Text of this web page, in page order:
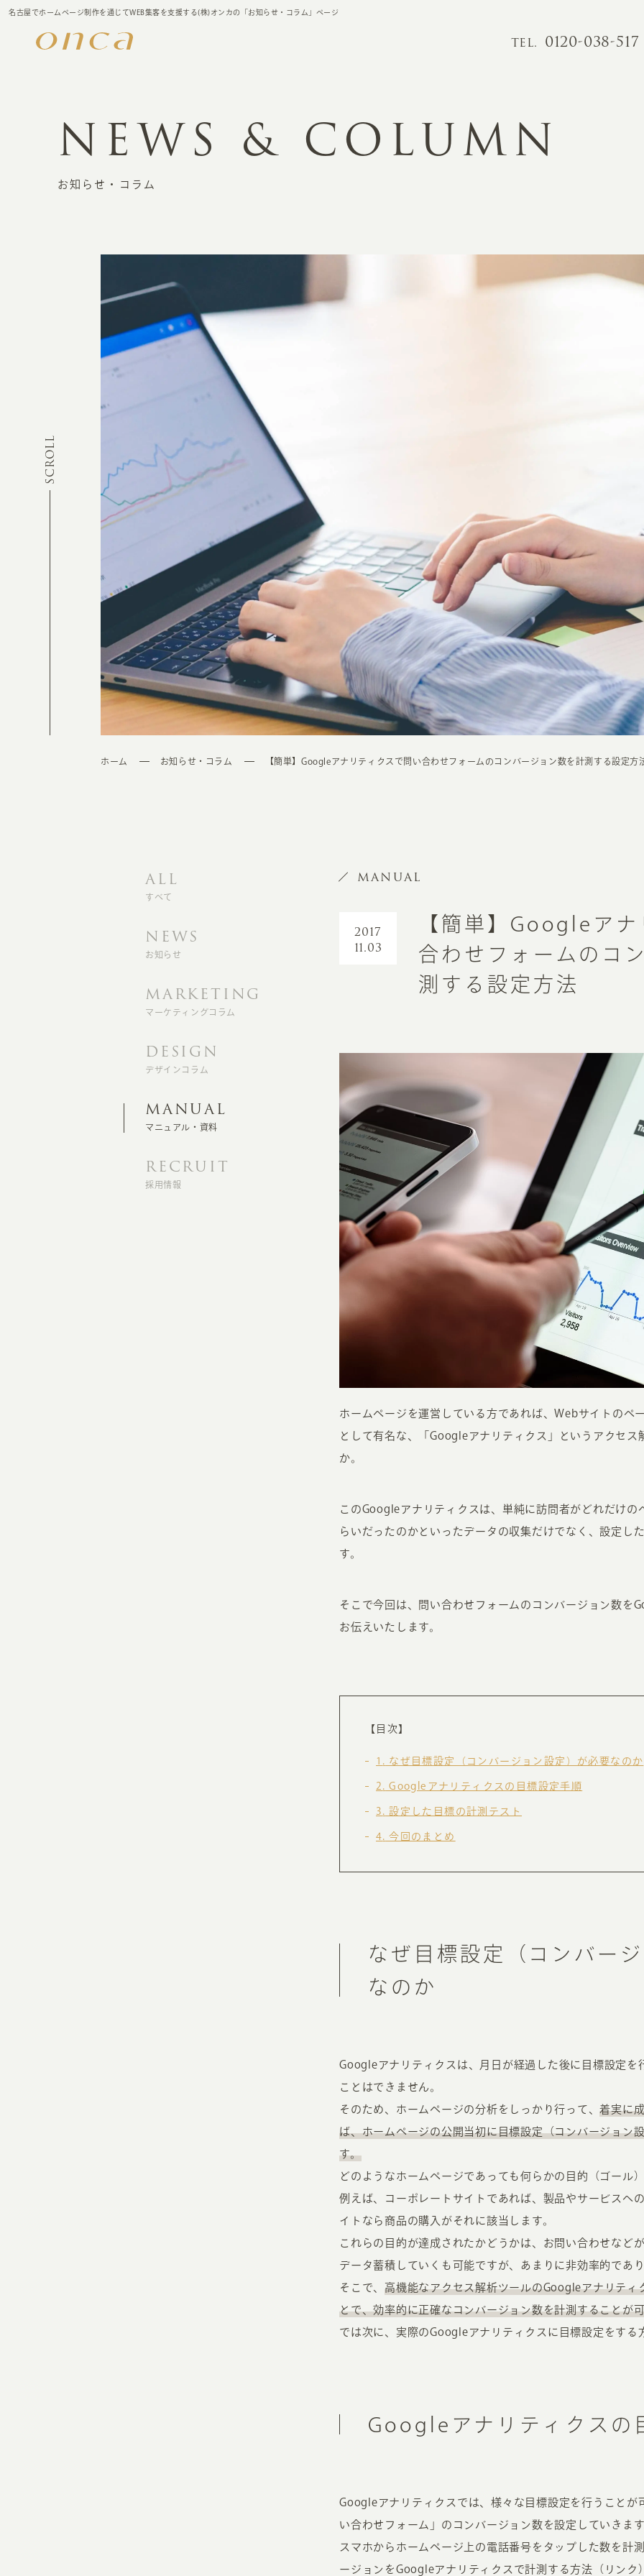
名古屋でホームページ制作を通じてWEB集客を支援する(株)オンカの「お知らせ・コラム」ページ
TEL. 0120-038-517
INFORMATION
お知らせ・コラム
オンカについて
オフィス紹介・会社概要
ク
ホー
NEWS & COLUMN
お知らせ・コラム
SCROLL
ホーム お知らせ・コラム 【簡単】Googleアナリティクスで問い合わせフォームのコンバージョン数を計測する設定方
ALL
すべて
NEWS
お知らせ
MARKETING
マーケティングコラム
DESIGN
デザインコラム
MANUAL
マニュアル・資料
RECRUIT
採用情報
MANUAL
【簡単】Googleア
合わせフォームのコ
測する設定方法
2017
11.03
ホームページを運営している方であれば、Webサイトのペ
として有名な、「Googleアナリティクス」というアクセス
か。
このGoogleアナリティクスは、単純に訪問者がどれだけの
らいだったのかといったデータの収集だけでなく、設定し
す。
そこで今回は、問い合わせフォームのコンバージョン数を
お伝えいたします。
【目次】
1 なぜ目標設定（コンバージョン設定）が必要なのか
2 Googleアナリティクスの目標設定手順
3 設定した目標の計測テスト
4 今回のまとめ
なぜ目標設定（コンバー
なのか
Googleアナリティクスは、月日が経過した後に目標設定を
ことはできません。
そのため、ホームページの分析をしっかり行って、着実に
ば、ホームページの公開当初に目標設定（コンバージョン
す。
どのようなホームページであっても何らかの目的（ゴール
例えば、コーポレートサイトであれば、製品やサービスへ
イトなら商品の購入がそれに該当します。
これらの目的が達成されたかどうかは、お問い合わせなど
データ蓄積していくも可能ですが、あまりに非効率的であ
そこで、 高機能なアクセス解析ツールのGoogleアナリティ
とで、効率的に正確なコンバージョン数を計測することが
では次に、実際のGoogleアナリティクスに目標設定をする
Googleアナリティクスの
Googleアナリティクスでは、様々な目標設定を行うことが
い合わせフォーム」のコンバージョン数を設定していきます
スマホからホームページ上の電話番号をタップした数を計
ージョンをGoogleアナリティクスで計測する方法（リンク